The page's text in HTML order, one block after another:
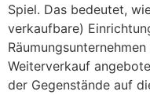
Spiel. Das bedeutet,
verkaufbare)
Weiterverkauf
der Gegenstände auf